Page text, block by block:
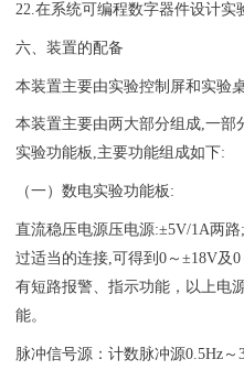
22.在系统可编程数字器件设计实
六、装置的配备
本装置主要由实验控制屏和实验
本装置主要由两大部分组成,一
实验功能板,主要功能组成如下:
（一）数电实验功能板:
直流稳压电源压电源:±5V/1A两
过适当的连接,可得到0～±18V及
有短路报警、指示功能，以上电
能。
脉冲信号源：计数脉冲源0.5Hz